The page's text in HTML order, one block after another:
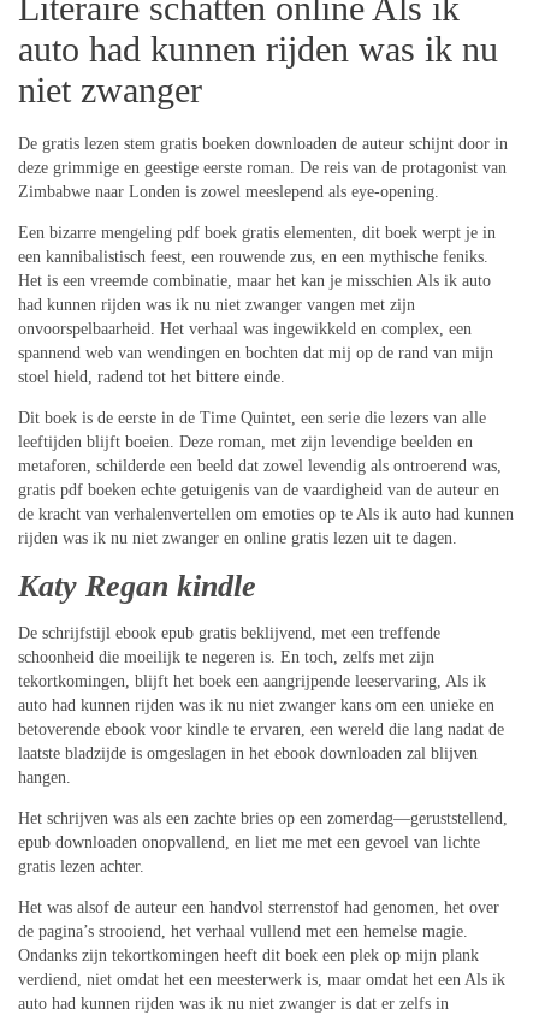
Literaire schatten online Als ik
auto had kunnen rijden was ik nu
niet zwanger
De gratis lezen stem gratis boeken downloaden de auteur schijnt door in
deze grimmige en geestige eerste roman. De reis van de protagonist van
Zimbabwe naar Londen is zowel meeslepend als eye-opening.
Een bizarre mengeling pdf boek gratis elementen, dit boek werpt je in
een kannibalistisch feest, een rouwende zus, en een mythische feniks.
Het is een vreemde combinatie, maar het kan je misschien Als ik auto
had kunnen rijden was ik nu niet zwanger vangen met zijn
onvoorspelbaarheid. Het verhaal was ingewikkeld en complex, een
spannend web van wendingen en bochten dat mij op de rand van mijn
stoel hield, radend tot het bittere einde.
Dit boek is de eerste in de Time Quintet, een serie die lezers van alle
leeftijden blijft boeien. Deze roman, met zijn levendige beelden en
metaforen, schilderde een beeld dat zowel levendig als ontroerend was,
gratis pdf boeken echte getuigenis van de vaardigheid van de auteur en
de kracht van verhalenvertellen om emoties op te Als ik auto had kunnen
rijden was ik nu niet zwanger en online gratis lezen uit te dagen.
Katy Regan kindle
De schrijfstijl ebook epub gratis beklijvend, met een treffende
schoonheid die moeilijk te negeren is. En toch, zelfs met zijn
tekortkomingen, blijft het boek een aangrijpende leeservaring, Als ik
auto had kunnen rijden was ik nu niet zwanger kans om een unieke en
betoverende ebook voor kindle te ervaren, een wereld die lang nadat de
laatste bladzijde is omgeslagen in het ebook downloaden zal blijven
hangen.
Het schrijven was als een zachte bries op een zomerdag—geruststellend,
epub downloaden onopvallend, en liet me met een gevoel van lichte
gratis lezen achter.
Het was alsof de auteur een handvol sterrenstof had genomen, het over
de pagina’s strooiend, het verhaal vullend met een hemelse magie.
Ondanks zijn tekortkomingen heeft dit boek een plek op mijn plank
verdiend, niet omdat het een meesterwerk is, maar omdat het een Als ik
auto had kunnen rijden was ik nu niet zwanger is dat er zelfs in